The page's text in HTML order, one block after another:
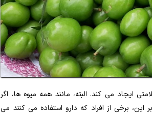
می کند. البته، مانند همه میوه ها، اگر
برخی از افراد که دارو استفاده می کنند می